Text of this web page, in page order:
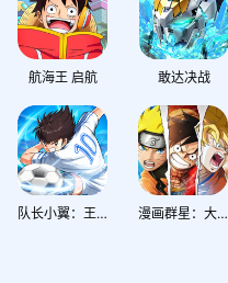
航海王 启航 敢达决战
队长小翼：王牌对决 漫画群星：大集结